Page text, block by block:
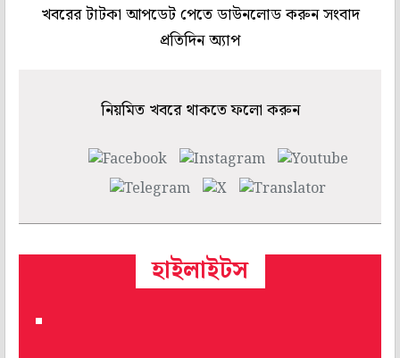
খবরের টাটকা আপডেট পেতে ডাউনলোড করুন সংবাদ
প্রতিদিন অ্যাপ
নিয়মিত খবরে থাকতে ফলো করুন
হাইলাইটস